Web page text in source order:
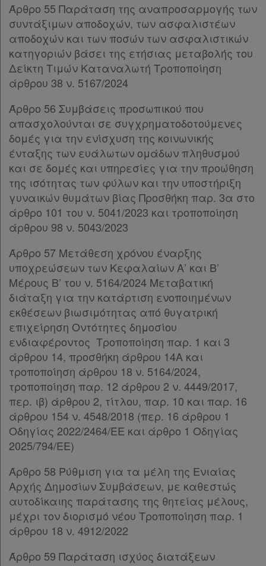
Παρ.4
Παρ.5
Παρ.6
Παρ.7
Παρ.8
Παρ.9
Παρ.11
Παρ.12
Παρ.13
Άρθρο 38 [-]
Παρ.1
Παρ.2
Παρ.3
Παρ.4
Παρ.5
Παρ.6
Παρ.7
Παρ.8
Παρ.9
Άρθρο 39
ΜΕΡΟΣ Β’ [-]
Άρθρο 40
Άρθρο 41
Άρθρο 42 [-]
Παρ.1
Παρ.2
Άρθρο 43 [-]
Παρ.1
Παρ.2
Άρθρο 44
Άρθρο 45
Άρθρο 46
ΜΕΡΟΣ Γ’ [-]
ΚΕΦΑΛΑΙΟ Α’ [-]
Άρθρο 47 [-]
Παρ.2
Άρθρο 55 Παράταση της αναπροσαρμογής των
συντάξιμων αποδοχών, των ασφαλιστέων
αποδοχών και των ποσών των ασφαλιστικών
κατηγοριών βάσει της ετήσιας μεταβολής του
Δείκτη Τιμών Καταναλωτή Τροποποίηση
άρθρου 38 ν. 5167/2024
Άρθρο 56 Συμβάσεις προσωπικού που
απασχολούνται σε συγχρηματοδοτούμενες
δομές για την ενίσχυση της κοινωνικής
ένταξης των ευάλωτων ομάδων πληθυσμού
και σε δομές και υπηρεσίες για την προώθηση
της ισότητας των φύλων και την υποστήριξη
γυναικών θυμάτων βίας Προσθήκη παρ. 3α στο
άρθρο 101 του ν. 5041/2023 και τροποποίηση
άρθρου 98 ν. 5043/2023
Άρθρο 57 Μετάθεση χρόνου έναρξης
υποχρεώσεων των Κεφαλαίων Α’ και Β’
Μέρους Β’ του ν. 5164/2024 Μεταβατική
διάταξη για την κατάρτιση ενοποιημένων
εκθέσεων βιωσιμότητας από θυγατρική
επιχείρηση Οντότητες δημοσίου
ενδιαφέροντος Τροποποίηση παρ. 1 και 3
άρθρου 14, προσθήκη άρθρου 14Α και
τροποποίηση άρθρου 18 ν. 5164/2024,
τροποποίηση παρ. 12 άρθρου 2 ν. 4449/2017,
περ. ιβ) άρθρου 2, τίτλου, παρ. 10 και παρ. 16
άρθρου 154 ν. 4548/2018 (περ. 16 άρθρου 1
Οδηγίας 2022/2464/ΕΕ και άρθρο 1 Οδηγίας
2025/794/ΕΕ)
Άρθρο 58 Ρύθμιση για τα μέλη της Ενιαίας
Αρχής Δημοσίων Συμβάσεων, με καθεστώς
αυτοδίκαιης παράτασης της θητείας μέλους,
μέχρι τον διορισμό νέου Τροποποίηση παρ. 1
άρθρου 18 ν. 4912/2022
Άρθρο 59 Παράταση ισχύος διατάξεων